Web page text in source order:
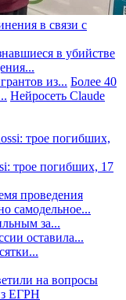
в связи с
в убийстве
из... Более 40
Нейросеть Claude
трое погибших, 17
проведения
самодельное...
за...
оставила...